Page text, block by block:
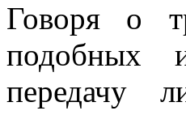
Говоря о
подобных
передачу